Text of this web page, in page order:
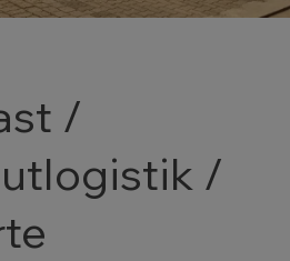
/
/